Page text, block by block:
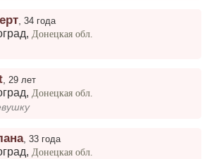
,34 года
, Донецкая обл.
29 лет
, Донецкая обл.
,33 года
, Донецкая обл.